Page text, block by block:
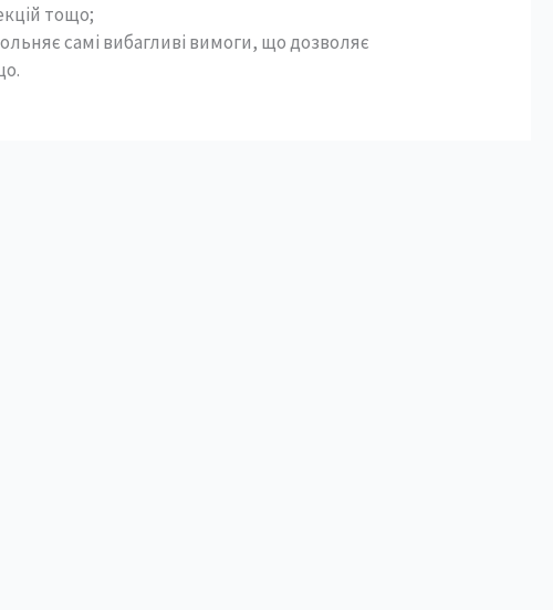
тощо;
самі вибагливі вимоги, що дозволяє